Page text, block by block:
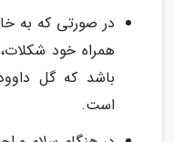
در صورتی که به
همراه خود
باشد که گل
است.